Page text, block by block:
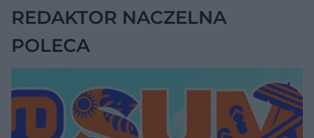
REDAKTOR NACZELNA
POLECA